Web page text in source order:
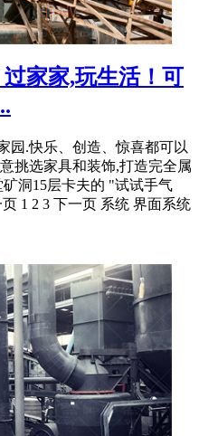
过家家,玩生活！可
园.快乐、创造、惊喜都可以
挑选家具和装饰,打造完全属
洞15层卡夫的 "试试手气
1 2 3 下一页 系统 界面系统